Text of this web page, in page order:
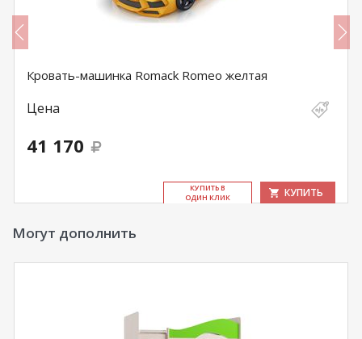
Кровать-машинка Romack Romeo желтая
Цена
41 170
КУ­ПИТЬ В
ОДИН КЛИК
КУПИТЬ
Могут дополнить